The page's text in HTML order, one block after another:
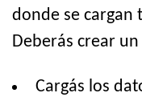
donde se cargan
Deberás crear
Cargás los